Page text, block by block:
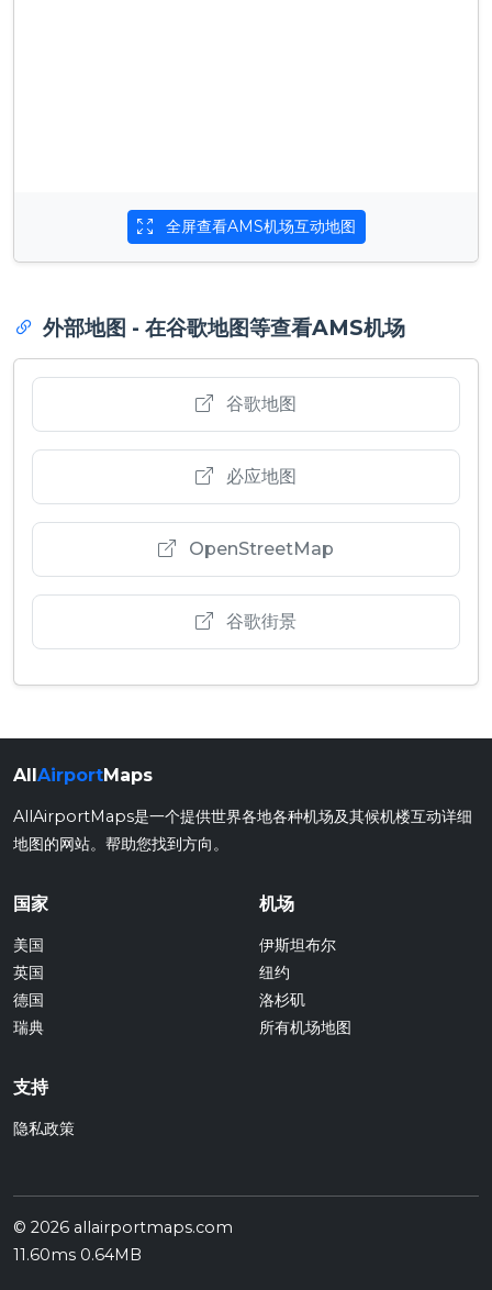
全屏查看AMS机场互动地图
外部地图 - 在谷歌地图等查看AMS机场
谷歌地图
必应地图
OpenStreetMap
谷歌街景
All AirportMaps
AllAirportMaps是一个提供世界各地各种机场及其候机楼互动详细
地图的网站。帮助您找到方向。
国家
美国
英国
德国
瑞典
机场
伊斯坦布尔
纽约
洛杉矶
所有机场地图
支持
隐私政策
© 2026 allairportmaps.com
11.60ms 0.64MB